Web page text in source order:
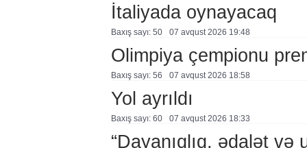
İtaliyada oynayacaq
Baxış sayı: 50 07 avqust 2026 19:48
Olimpiya çempionu
Baxış sayı: 56 07 avqust 2026 18:58
Yol ayrıldı
Baxış sayı: 60 07 avqust 2026 18:33
“Dayanıqlıq, ədalət